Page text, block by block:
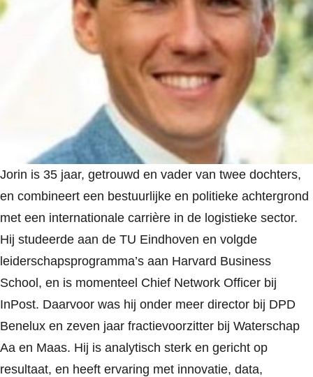
Jorin is 35 jaar, getrouwd en vader van twee dochters,
en combineert een bestuurlijke en politieke achtergrond
met een internationale carrière in de logistieke sector.
Hij studeerde aan de TU Eindhoven en volgde
leiderschapsprogramma’s aan Harvard Business
School, en is momenteel Chief Network Officer bij
InPost. Daarvoor was hij onder meer director bij DPD
Benelux en zeven jaar fractievoorzitter bij Waterschap
Aa en Maas. Hij is analytisch sterk en gericht op
resultaat, en heeft ervaring met innovatie, data,